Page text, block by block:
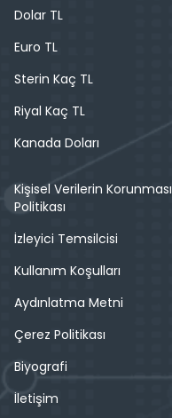
Dolar TL
Euro TL
Sterin Kaç TL
Riyal Kaç TL
Kanada Doları
Kişisel Verilerin Korunması
Politikası
İzleyici Temsilcisi
Kullanım Koşulları
Aydınlatma Metni
Çerez Politikası
Biyografi
İletişim